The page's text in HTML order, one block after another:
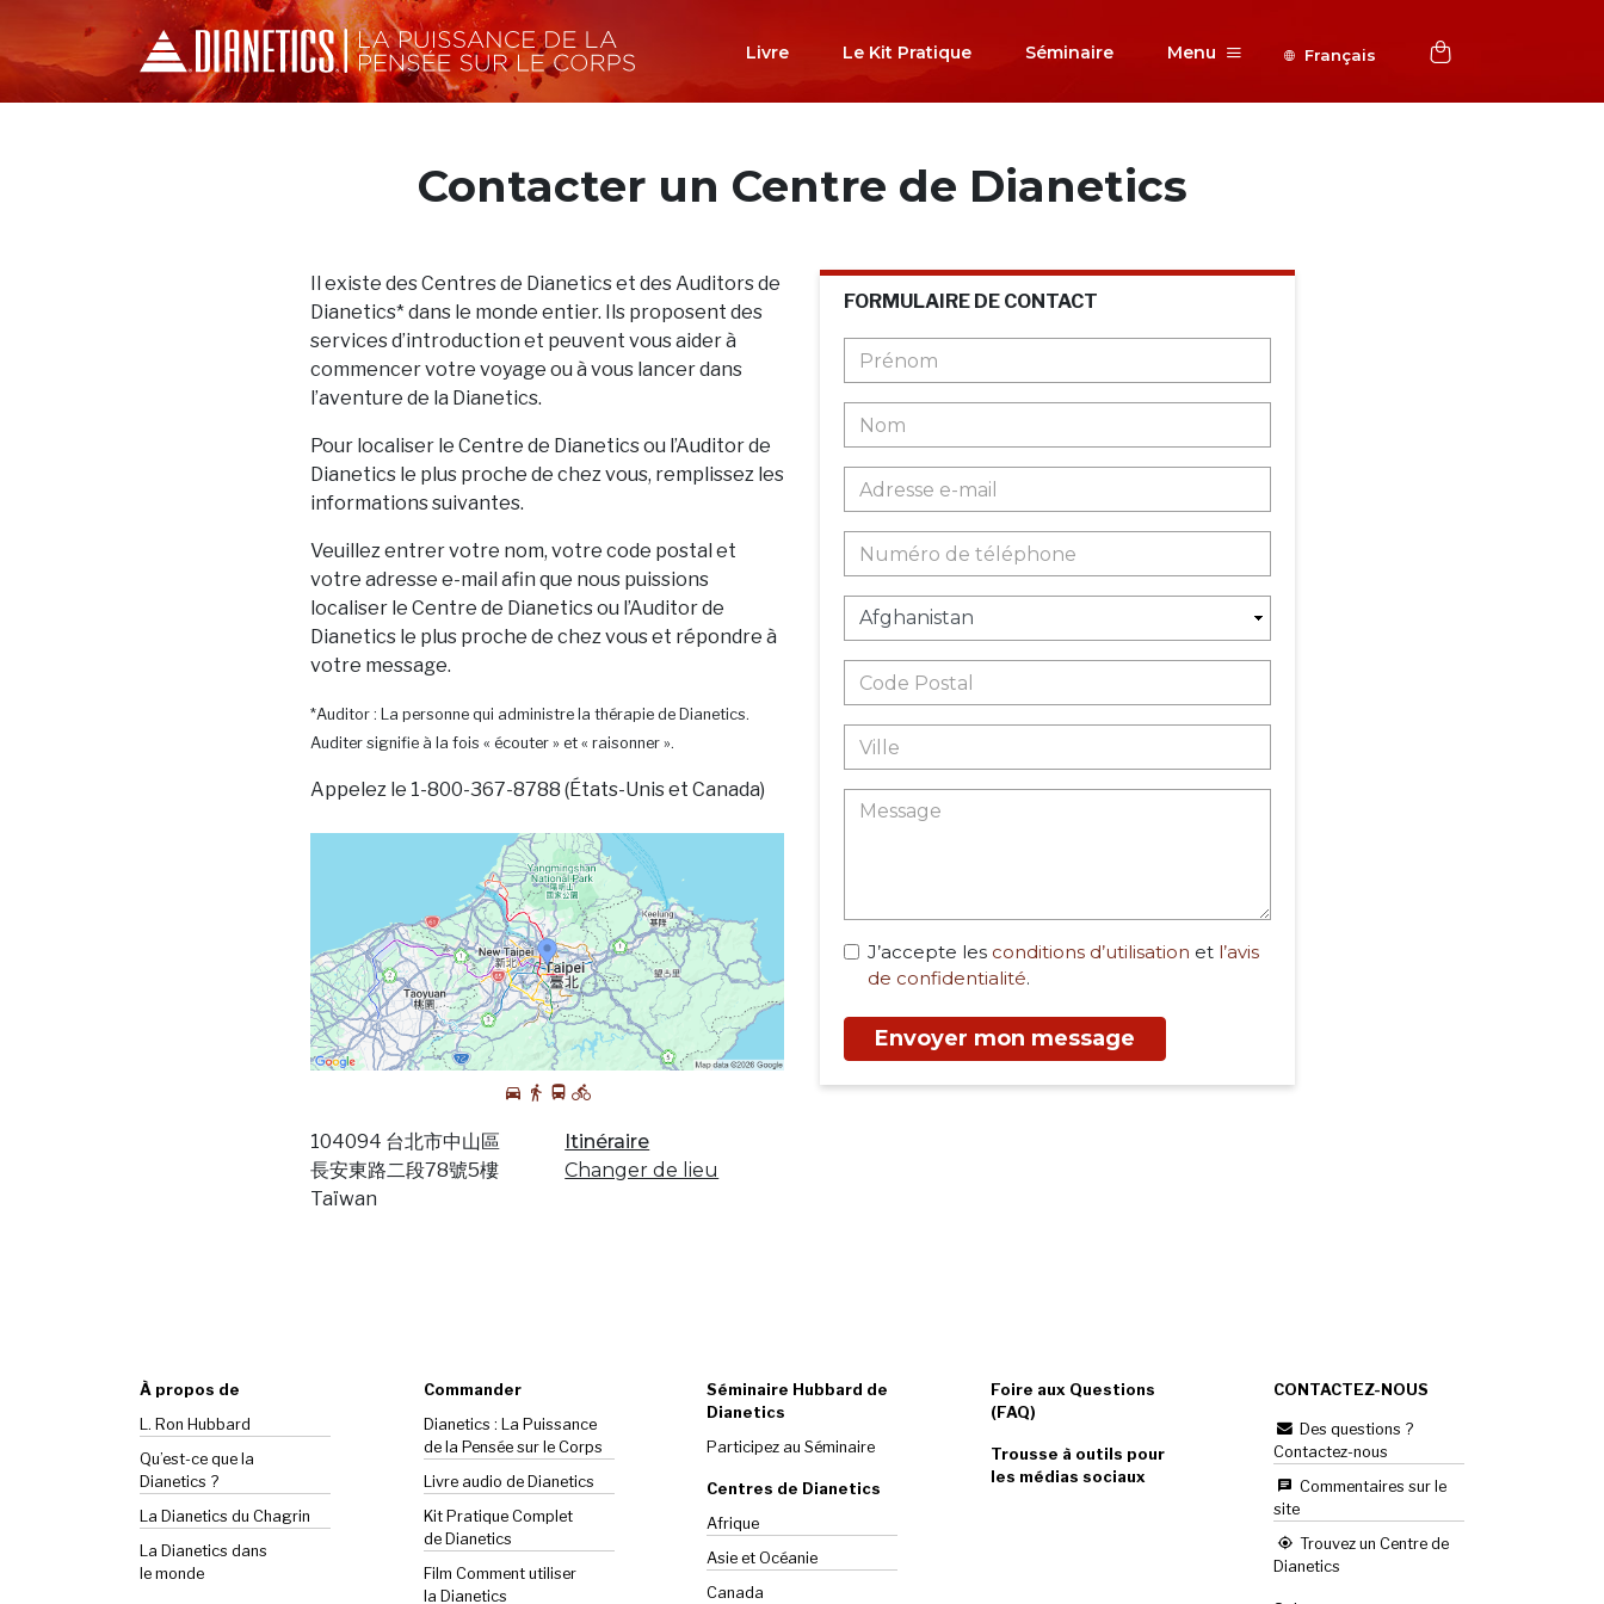
Livre Le Kit Pratique Séminaire Menu Français
Contacter un Centre de Dianetics
Il existe des Centres de Dianetics et des Auditors de
Dianetics* dans le monde entier. Ils proposent des
services d’introduction et peuvent vous aider à
commencer votre voyage ou à vous lancer dans
l’aventure de la Dianetics.
Pour localiser le Centre de Dianetics ou l’Auditor de
Dianetics le plus proche de chez vous, remplissez les
informations suivantes.
Veuillez entrer votre nom, votre code postal et
votre adresse e-mail afin que nous puissions
localiser le Centre de Dianetics ou l’Auditor de
Dianetics le plus proche de chez vous et répondre à
votre message.
*Auditor : La personne qui administre la thérapie de Dianetics.
Auditer signifie à la fois « écouter » et « raisonner ».
Appelez le 1-800-367-8788 (États-Unis et Canada)
104094 台北市中山區
長安東路二段78號5樓
Taïwan
Itinéraire
Changer de lieu
FORMULAIRE DE CONTACT
J’accepte les conditions d’utilisation et l’avis
de confidentialité.
Envoyer mon message
À propos de
L. Ron Hubbard
Qu’est-ce que la
Dianetics ?
La Dianetics du Chagrin
La Dianetics dans
le monde
Commander
Dianetics : La Puissance
de la Pensée sur le Corps
Livre audio de Dianetics
Kit Pratique Complet
de Dianetics
Film Comment utiliser
la Dianetics
Séminaire Hubbard de
Dianetics
Participez au Séminaire
Centres de Dianetics
Afrique
Asie et Océanie
Canada
Foire aux Questions
(FAQ)
Trousse à outils pour
les médias sociaux
CONTACTEZ-NOUS
Des questions ?
Contactez-nous
Commentaires sur le
site
Trouvez un Centre de
Dianetics